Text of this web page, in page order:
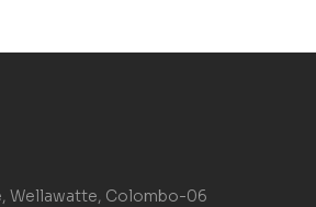
Wellawatte, Colombo-06